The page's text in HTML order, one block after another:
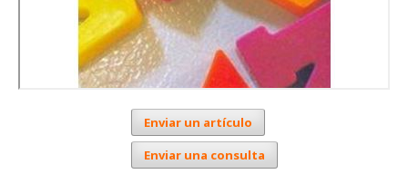
Enviar un artículo
Enviar una consulta